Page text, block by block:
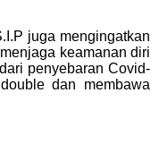
juga mengingatkan
keamanan diri
penyebaran Covid-
dan membawa